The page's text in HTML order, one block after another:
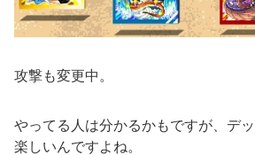
攻撃も変更中。
やってる人は分かるかもですが、デ
楽しいんですよね。